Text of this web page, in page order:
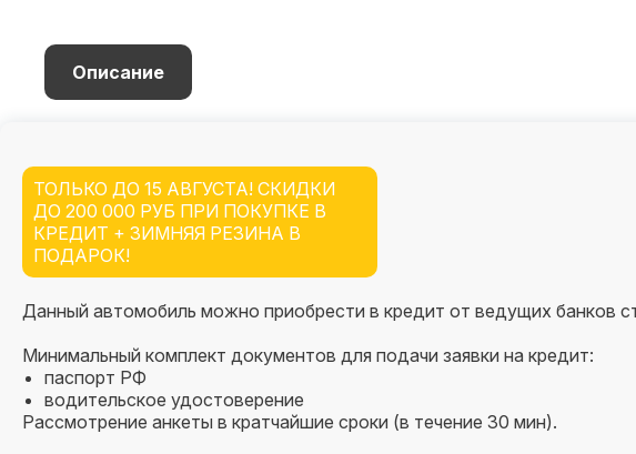
Премиальная аудиосистема
Описание
ТОЛЬКО ДО 15 АВГУСТА! СКИДКИ
ДО 200 000 РУБ ПРИ ПОКУПКЕ В
КРЕДИТ + ЗИМНЯЯ РЕЗИНА В
ПОДАРОК!
Данный автомобиль можно приобрести в кредит от ведущих банков
Минимальный комплект документов для подачи заявки на кредит:
паспорт РФ
водительское удостоверение
Рассмотрение анкеты в кратчайшие сроки (в течение 30 мин).